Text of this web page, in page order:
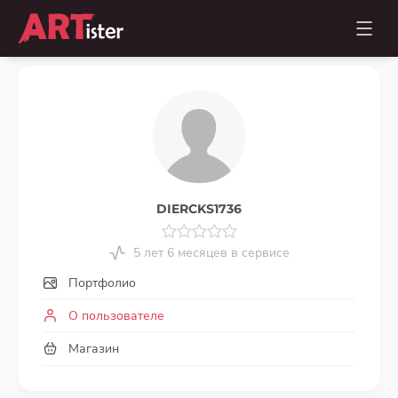
DIERCKS1736
5 лет 6 месяцев в сервисе
Портфолио
О пользователе
Магазин